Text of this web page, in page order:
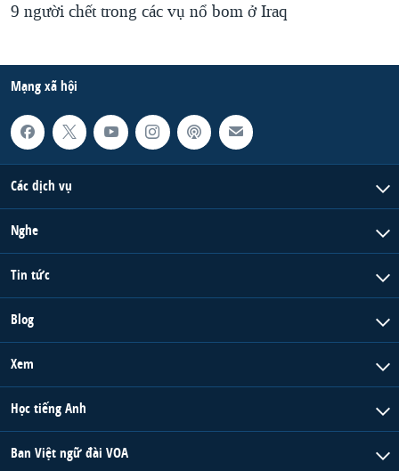
9 người chết trong các vụ nổ bom ở Iraq
Mạng xã hội
Các dịch vụ
Nghe
Tin tức
Blog
Xem
Học tiếng Anh
Ban Việt ngữ đài VOA